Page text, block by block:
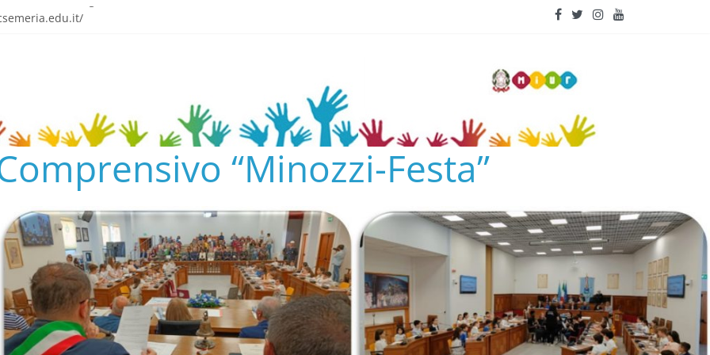
tra emozione e gratitudine
AL COLLEGIO E AL CONSIGLIO DI ISTITUTO 2024/25
“Minozzi-Festa”